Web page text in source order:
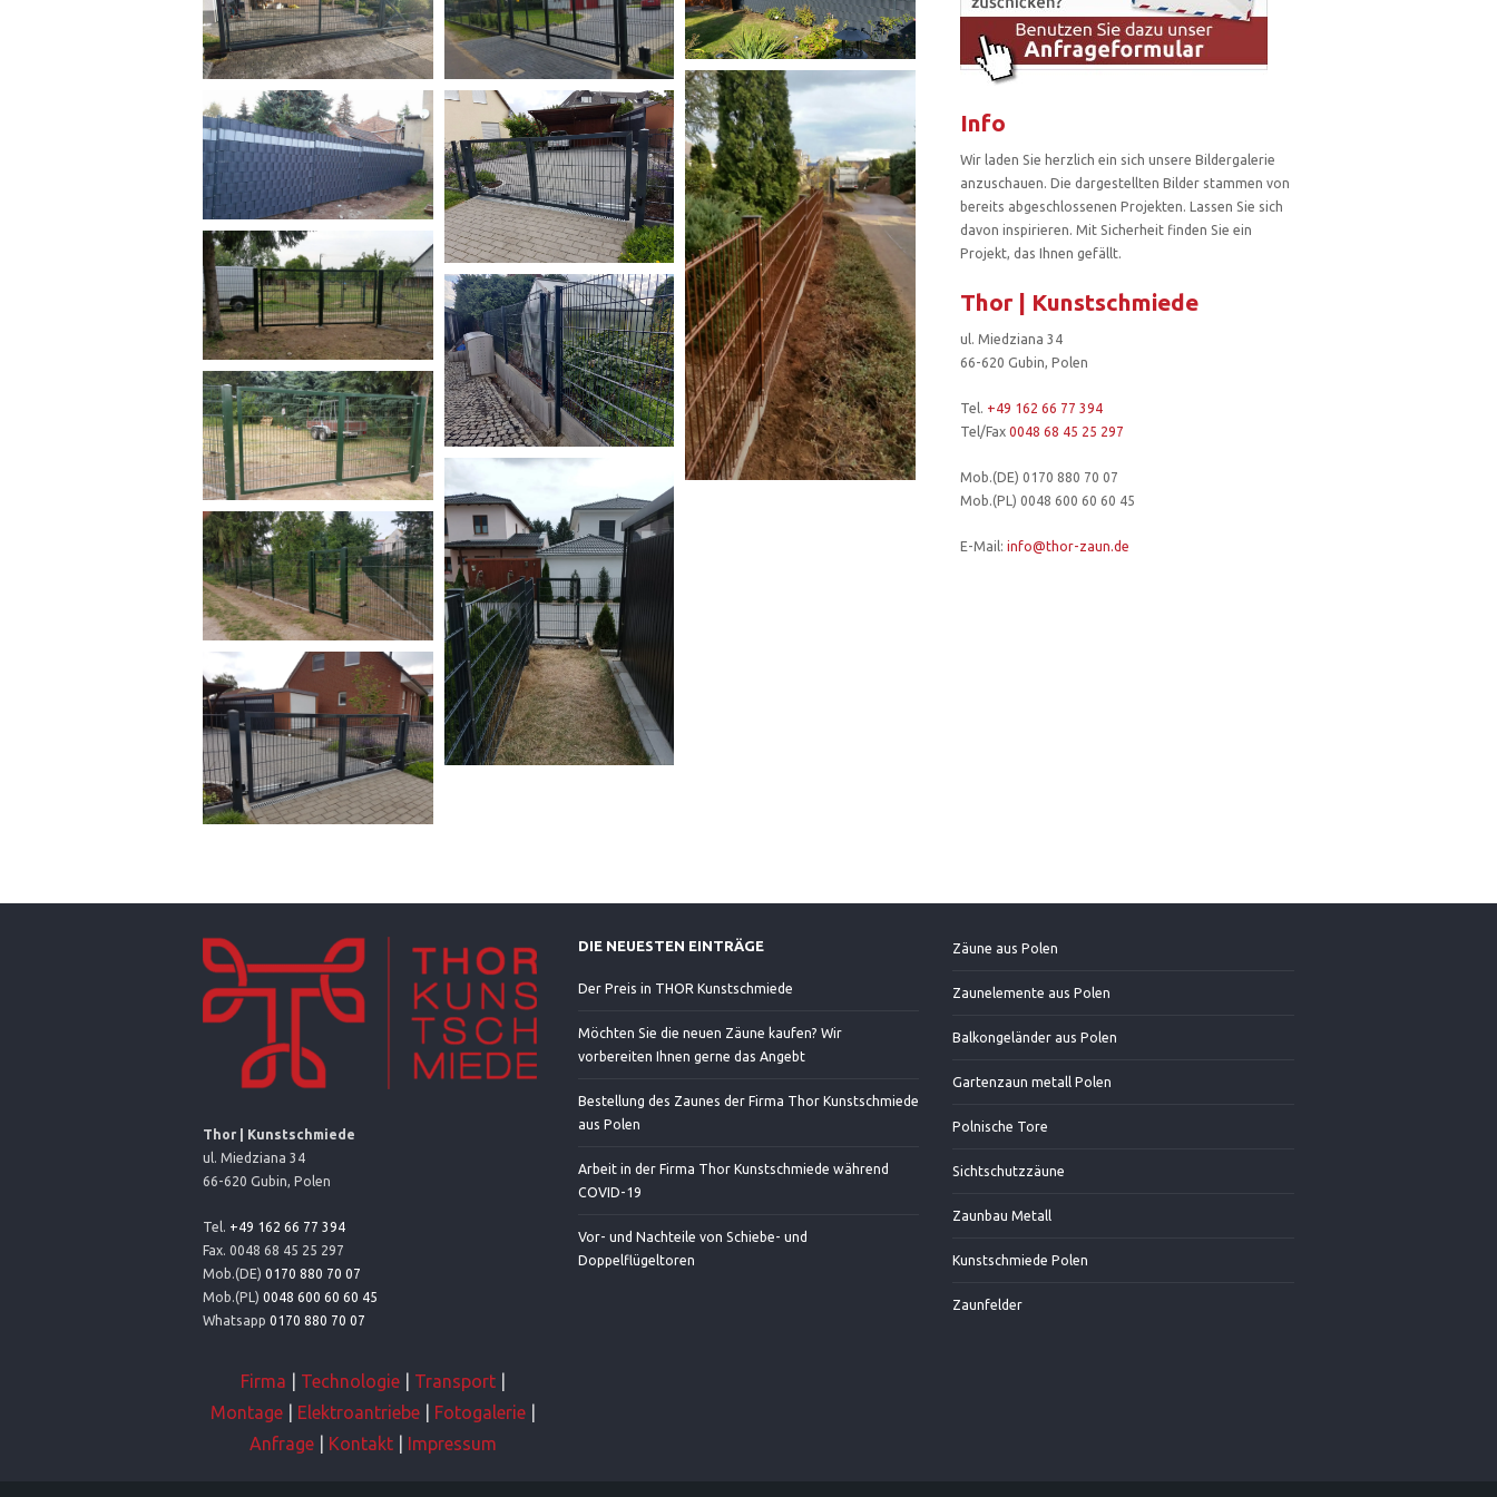
Info
Wir laden Sie herzlich ein sich unsere Bildergalerie
anzuschauen. Die dargestellten Bilder stammen von
bereits abgeschlossenen Projekten. Lassen Sie sich
davon inspirieren. Mit Sicherheit finden Sie ein
Projekt, das Ihnen gefällt.
Thor | Kunstschmiede
ul. Miedziana 34
66-620 Gubin, Polen
Tel. +49 162 66 77 394
Tel/Fax 0048 68 45 25 297
Mob.(DE) 0170 880 70 07
Mob.(PL) 0048 600 60 60 45
E-Mail: info@thor-zaun.de
Thor | Kunstschmiede
ul. Miedziana 34
66-620 Gubin, Polen
Tel. +49 162 66 77 394
Fax. 0048 68 45 25 297
Mob.(DE) 0170 880 70 07
Mob.(PL) 0048 600 60 60 45
Whatsapp 0170 880 70 07
Firma Technologie Transport
Montage
Elektroantriebe Fotogalerie
Anfrage
Kontakt Impressum
DIE NEUESTEN EINTRÄGE
Der Preis in THOR Kunstschmiede
Möchten Sie die neuen Zäune kaufen? Wir
vorbereiten Ihnen gerne das Angebt
Bestellung des Zaunes der Firma Thor Kunstschmiede
aus Polen
Arbeit in der Firma Thor Kunstschmiede während
COVID-19
Vor- und Nachteile von Schiebe- und
Doppelflügeltoren
Zäune aus Polen
Zaunelemente aus Polen
Balkongeländer aus Polen
Gartenzaun metall Polen
Polnische Tore
Sichtschutzzäune
Zaunbau Metall
Kunstschmiede Polen
Zaunfelder